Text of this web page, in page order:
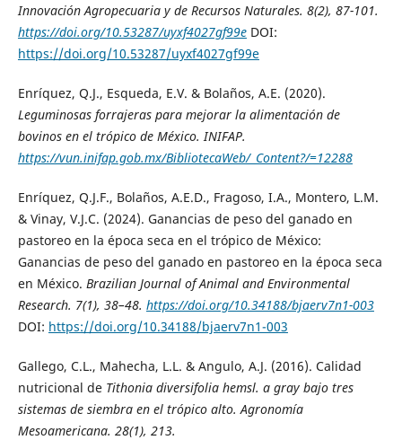
Innovación Agropecuaria y de Recursos Naturales. 8(2), 87-101.
https://doi.org/10.53287/uyxf4027gf99eDOI:
https://doi.org/10.53287/uyxf4027gf99e
Enríquez, Q.J., Esqueda, E.V. & Bolaños, A.E. (2020).
Leguminosas forrajeras para mejorar la alimentación de
bovinos en el trópico de México. INIFAP.
https://vun.inifap.gob.mx/BibliotecaWeb/_Content?/=12288
Enríquez, Q.J.F., Bolaños, A.E.D., Fragoso, I.A., Montero, L.M.
& Vinay, V.J.C. (2024). Ganancias de peso del ganado en
pastoreo en la época seca en el trópico de México:
Ganancias de peso del ganado en pastoreo en la época seca
en México. Brazilian Journal of Animal and Environmental
Research. 7(1), 38–48. https://doi.org/10.34188/bjaerv7n1-003
DOI: https://doi.org/10.34188/bjaerv7n1-003
Gallego, C.L., Mahecha, L.L. & Angulo, A.J. (2016). Calidad
nutricional de Tithonia diversifoliahemsl. a gray bajo tres
sistemas de siembra en el trópico alto.Agronomía
Mesoamericana. 28(1), 213.